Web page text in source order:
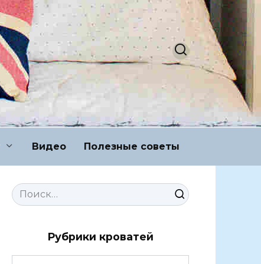
Видео Полезные советы
Search
for:
Рубрики кроватей